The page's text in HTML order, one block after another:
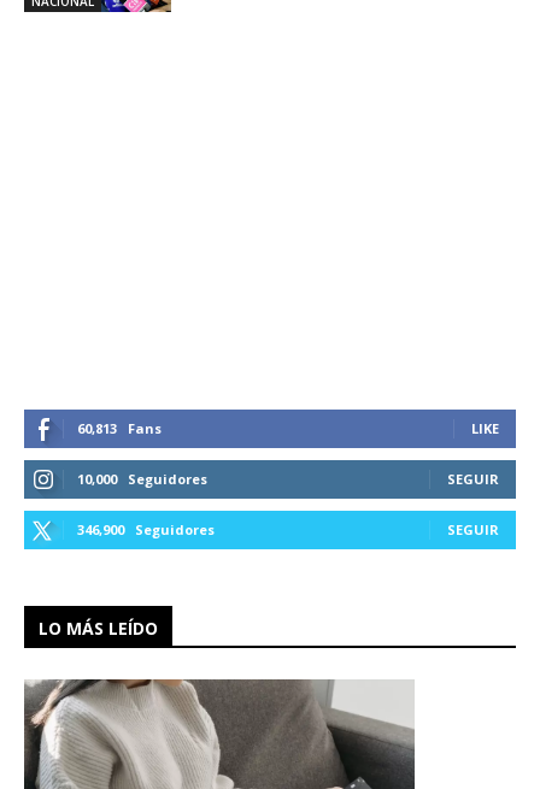
60,813 Fans LIKE
10,000 Seguidores SEGUIR
346,900 Seguidores SEGUIR
LO MÁS LEÍDO